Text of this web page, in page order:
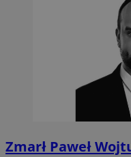
Zmarł Paweł